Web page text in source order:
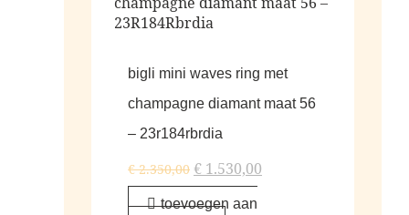
bigli mini waves ring met
champagne diamant maat 56
– 23r184rbrdia
€2.350,00 € 1.530,00
toevoegen aan